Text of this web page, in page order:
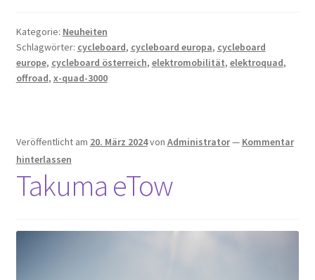
Kategorie: Neuheiten
Schlagwörter: cycleboard, cycleboard europa, cycleboard
europe, cycleboard österreich, elektromobilität, elektroquad,
offroad, x-quad-3000
Veröffentlicht am 20. März 2024von Administrator— Kommentar
hinterlassen
Takuma eTow